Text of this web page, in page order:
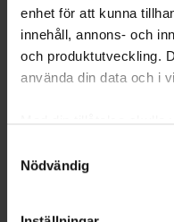
enhet för att kunna
innehåll, annons- och
och produktutveckling.
använda din data och i
Med din tillåtelse skulle
som kan ha en
Nödvändig